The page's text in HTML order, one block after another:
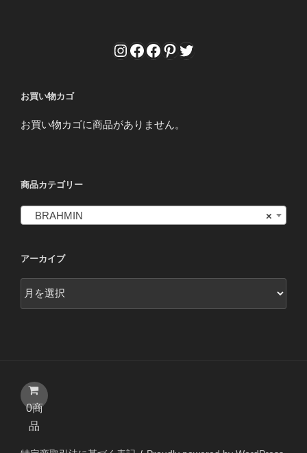
Instagram
Facebook
Facebook
Pinterest
Twitter
お買い物カゴ
お買い物カゴに商品がありません。
商品カテゴリー
×
BRAHMIN
アーカイブ
ー
0商
品